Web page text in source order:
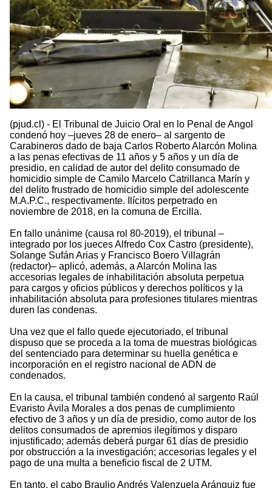
(pjud.cl) - El Tribunal de Juicio Oral en lo Penal de Angol
condenó hoy –jueves 28 de enero– al sargento de
Carabineros dado de baja Carlos Roberto Alarcón Molina
a las penas efectivas de 11 años y 5 años y un día de
presidio, en calidad de autor del delito consumado de
homicidio simple de Camilo Marcelo Catrillanca Marín y
del delito frustrado de homicidio simple del adolescente
M.A.P.C., respectivamente. Ilícitos perpetrado en
noviembre de 2018, en la comuna de Ercilla.
En fallo unánime (causa rol 80-2019), el tribunal –
integrado por los jueces Alfredo Cox Castro (presidente),
Solange Sufán Arias y Francisco Boero Villagrán
(redactor)– aplicó, además, a Alarcón Molina las
accesorias legales de inhabilitación absoluta perpetua
para cargos y oficios públicos y derechos políticos y la
inhabilitación absoluta para profesiones titulares mientras
duren las condenas.
Una vez que el fallo quede ejecutoriado, el tribunal
dispuso que se proceda a la toma de muestras biológicas
del sentenciado para determinar su huella genética e
incorporación en el registro nacional de ADN de
condenados.
En la causa, el tribunal también condenó al sargento Raúl
Evaristo Ávila Morales a dos penas de cumplimiento
efectivo de 3 años y un día de presidio, como autor de los
delitos consumados de apremios ilegítimos y disparo
injustificado; además deberá purgar 61 días de presidio
por obstrucción a la investigación; accesorias legales y el
pago de una multa a beneficio fiscal de 2 UTM.
En tanto, el cabo Braulio Andrés Valenzuela Aránguiz fue